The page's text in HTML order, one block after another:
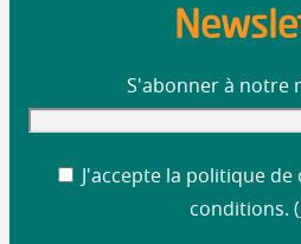
S'abonner à notre
J'accepte la politique
conditions. (